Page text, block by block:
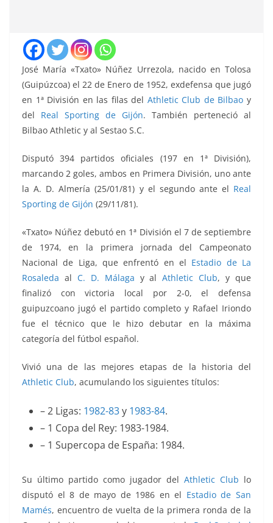
José María «Txato» Núñez Urrezola, nacido en Tolosa
(Guipúzcoa) el 22 de Enero de 1952, exdefensa que jugó
en 1ª División en las filas del Athletic Club de Bilbao y
del Real Sporting de Gijón. También perteneció al
Bilbao Athletic y al Sestao S.C.
Disputó 394 partidos oficiales (197 en 1ª División),
marcando 2 goles, ambos en Primera División, uno ante
la A. D. Almería (25/01/81) y el segundo ante el Real
Sporting de Gijón (29/11/81).
«Txato» Núñez debutó en 1ª División el 7 de septiembre
de 1974,en la primera jornada del Campeonato
Nacional de Liga, que enfrentó en el Estadio de La
Rosaleda al C. D. Málaga y alAthletic Club, y que
finalizó con victoria local por 2-0, el defensa
guipuzcoano jugó el partido completo y Rafael Iriondo
fue el técnico que le hizo debutar en la máxima
categoría del fútbol español.
Vivió una de las mejores etapas de la historia del
Athletic Club, acumulando los siguientes títulos:
– 2 Ligas: 1982-83y 1983-84.
– 1 Copa del Rey: 1983-1984.
– 1 Supercopa de España: 1984.
Su último partido como jugador del Athletic Club lo
disputó el 8 de mayo de 1986 en el Estadio de San
Mamés, encuentro de vuelta de la primera ronda de la